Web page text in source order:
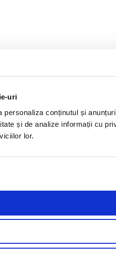
uri
personaliza conținutul și
și de analize informații cu
lor.